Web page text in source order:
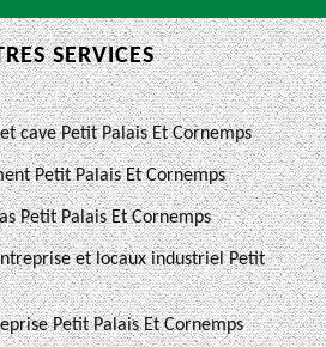
SERVICES
cave Petit Palais Et Cornemps
Petit Palais Et Cornemps
Petit Palais Et Cornemps
et locaux industriel Petit
Petit Palais Et Cornemps